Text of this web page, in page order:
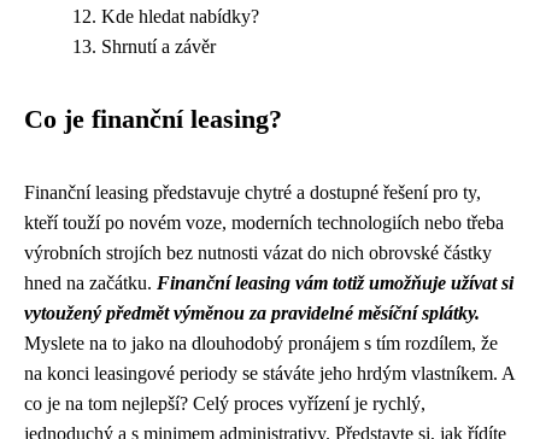
Kde hledat nabídky?
Shrnutí a závěr
Co je finanční leasing?
Finanční leasing představuje chytré a dostupné řešení pro ty,
kteří touží po novém voze, moderních technologiích nebo třeba
výrobních strojích bez nutnosti vázat do nich obrovské částky
hned na začátku. Finanční leasing vám totiž umožňuje užívat si
vytoužený předmět výměnou za pravidelné měsíční splátky.
Myslete na to jako na dlouhodobý pronájem s tím rozdílem, že
na konci leasingové periody se stáváte jeho hrdým vlastníkem. A
co je na tom nejlepší? Celý proces vyřízení je rychlý,
jednoduchý a s minimem administrativy. Představte si, jak řídíte